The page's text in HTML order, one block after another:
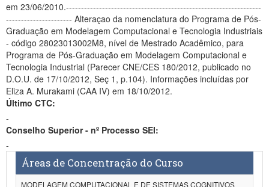
em 23/06/2010.-----------------------------------------------------------------
---------------------- Alteraçao da nomenclatura do Programa de Pós-
Graduação em Modelagem Computacional e Tecnologia Industriais
- código 28023013002M8, nível de Mestrado Acadêmico, para
Programa de Pós-Graduação em Modelagem Computacional e
Tecnologia Industrial (Parecer CNE/CES 180/2012, publicado no
D.O.U. de 17/10/2012, Seç 1, p.104). Informações incluídas por
Eliza A. Murakami (CAA IV) em 18/10/2012.
Último CTC:
-
Conselho Superior - nº Processo SEI:
-
Áreas de Concentração do Curso
MODELAGEM COMPUTACIONAL E DE SISTEMAS COGNITIVOS